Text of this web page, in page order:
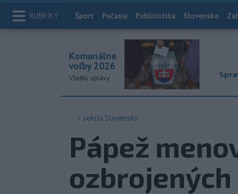
RUBRIKY Index
Šport Počasie Publicistika Slovensko
Komunálne
voľby 2026
Všetky správy
< sekcia Slovensko
Pápež
ozbrojených